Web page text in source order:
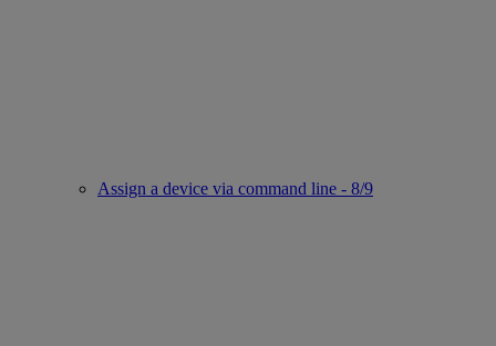
Assign a device via command line - 8/9